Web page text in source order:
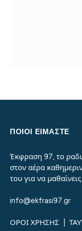
ΠΟΙΟΙ ΕΙΜΑΣΤΕ
Έκφραση 97, το
στον αέρα
του για να
info@ekfrasi97.gr
ΟΡΟΙ ΧΡΗΣΗΣ